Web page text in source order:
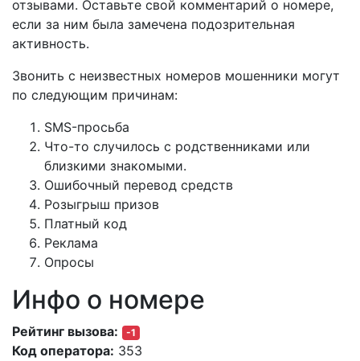
отзывами. Оставьте свой комментарий о номере,
если за ним была замечена подозрительная
активность.
Звонить с неизвестных номеров мошенники могут
по следующим причинам:
SMS-просьба
Что-то случилось с родственниками или
близкими знакомыми.
Ошибочный перевод средств
Розыгрыш призов
Платный код
Реклама
Опросы
Инфо о номере
Рейтинг вызова: -1
Код оператора: 353